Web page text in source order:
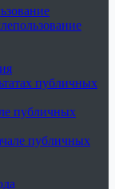
публичных
публичных
публичных